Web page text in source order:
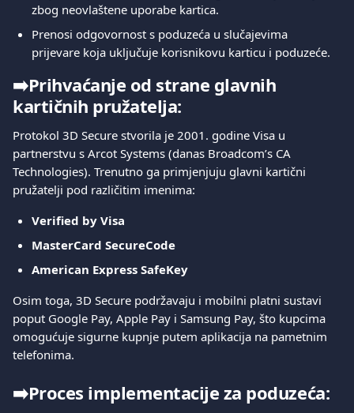
zbog neovlaštene uporabe kartica.
Prenosi odgovornost s poduzeća u slučajevima
prijevare koja uključuje korisnikovu karticu i poduzeće.
➡️Prihvaćanje od strane glavnih
kartičnih pružatelja:
Protokol 3D Secure stvorila je 2001. godine Visa u
partnerstvu s Arcot Systems (danas Broadcom’s CA
Technologies). Trenutno ga primjenjuju glavni kartični
pružatelji pod različitim imenima:
Verified by Visa
MasterCard SecureCode
American Express SafeKey
Osim toga, 3D Secure podržavaju i mobilni platni sustavi
poput Google Pay, Apple Pay i Samsung Pay, što kupcima
omogućuje sigurne kupnje putem aplikacija na pametnim
telefonima.
➡️Proces implementacije za poduzeća: